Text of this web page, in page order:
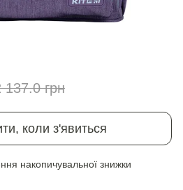
137.0 грн
коли з'явиться
накопичувальної знижки